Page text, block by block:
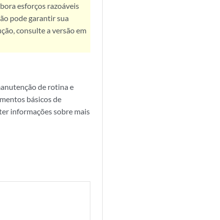
esforços razoáveis
pode garantir sua
consulte a versão em
de rotina e
básicos de
informações sobre mais